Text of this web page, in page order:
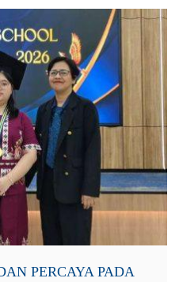
PERCAYA PADA